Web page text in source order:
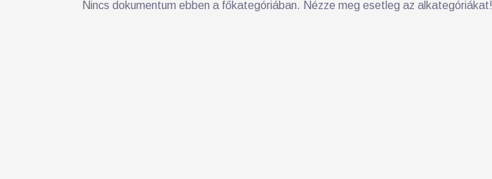
Nincs dokumentum ebben a főkategóriában. Nézze meg esetleg az alkategóriákat!